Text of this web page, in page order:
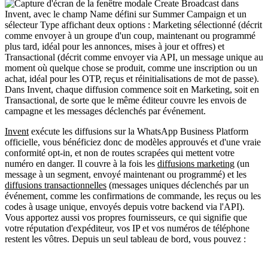
Dans Invent, chaque diffusion commence soit en Marketing, soit en
Transactional, de sorte que le même éditeur couvre les envois de
campagne et les messages déclenchés par événement.
Invent exécute les diffusions sur la WhatsApp Business Platform
officielle, vous bénéficiez donc de modèles approuvés et d'une vraie
conformité opt-in, et non de routes scrapées qui mettent votre
numéro en danger. Il couvre à la fois les diffusions marketing (un
message à un segment, envoyé maintenant ou programmé) et les
diffusions transactionnelles (messages uniques déclenchés par un
événement, comme les confirmations de commande, les reçus ou les
codes à usage unique, envoyés depuis votre backend via l'API).
Vous apportez aussi vos propres fournisseurs, ce qui signifie que
votre réputation d'expéditeur, vos IP et vos numéros de téléphone
restent les vôtres. Depuis un seul tableau de bord, vous pouvez :